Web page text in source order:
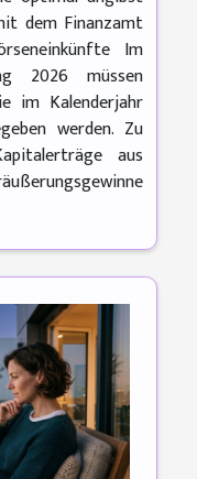
dem Finanzamt
Im
2026 müssen
im Kalenderjahr
werden. Zu
aus